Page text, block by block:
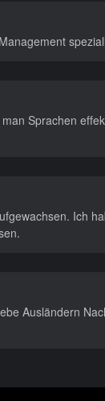
Sprachen
Ich
Ausländern